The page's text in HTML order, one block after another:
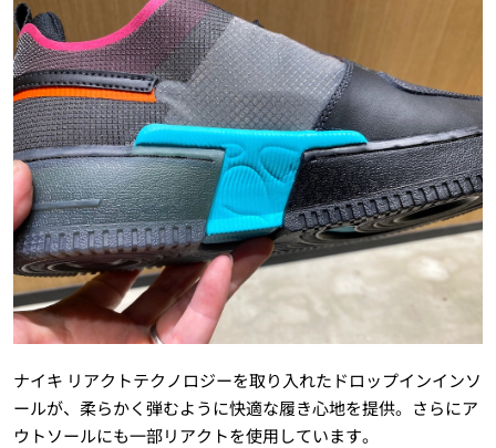
ナイキ リアクトテクノロジーを取り入れたドロップインインソ
ールが、柔らかく弾むように快適な履き心地を提供。さらにア
ウトソールにも一部リアクトを使用しています。